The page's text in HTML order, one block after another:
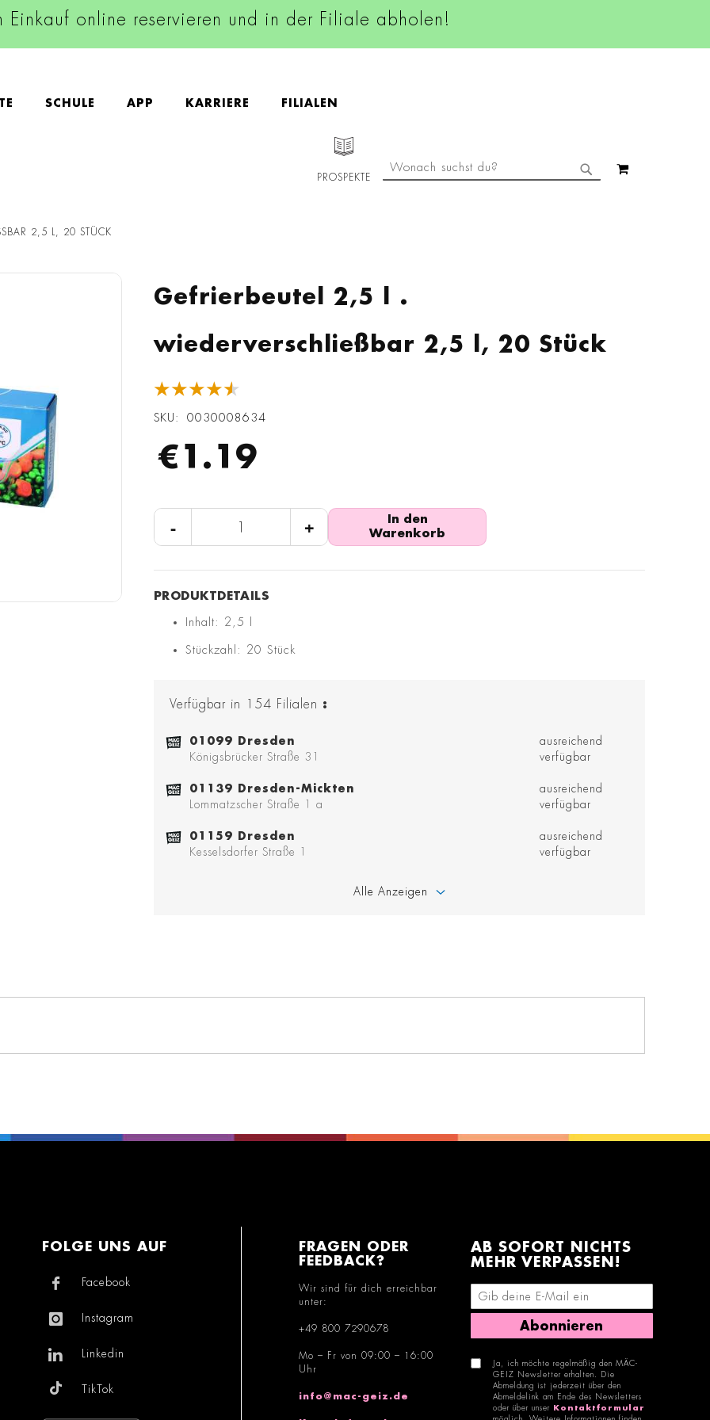
Einkauf online reservieren und in der Filiale abholen!
SCHULE APP KARRIERE FILIALEN
PROSPEKTE
SUCHE
2,5 L, 20 STÜCK
Gefrierbeutel 2,5 l .
wiederverschließbar 2,5 l, 20 Stück
★★★★★
SKU 0030008634
€1.19
- +
In den
Warenkorb
Inhalt: 2,5 l
Stückzahl: 20 Stück
Verfügbar in 154 Filialen :
01099 Dresden
Königsbrücker Straße 31
ausreichend
verfügbar
01139 Dresden-Mickten
Lommatzscher Straße 1 a
ausreichend
verfügbar
01159 Dresden
Kesselsdorfer Straße 1
ausreichend
verfügbar
Alle Anzeigen
FOLGE UNS AUF
Facebook
Instagram
Linkedin
TikTok
FRAGEN ODER
FEEDBACK?
Wir sind für dich erreichbar
unter:
+49 800 7290678
Mo – Fr von 09:00 – 16:00
Uhr
info@mac-geiz.de
AB SOFORT NICHTS
MEHR VERPASSEN!
E-Mail-Adresse eingeben
Abonnieren
Ja, ich möchte regelmäßig den MÄC-
GEIZ Newsletter erhalten. Die
Abmeldung ist jederzeit über den
Abmeldelink am Ende des Newsletters
oder über unser
Kontaktformular